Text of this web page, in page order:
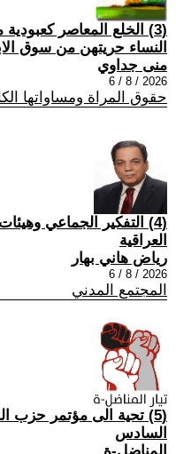
(3) الخلع المعاصر
النساء حريتهن من سوق
منى جداوي
2026 / 8 / 6
حقوق المراة ومساواتها
(4) التفكير الجماعي
العراقية
رياض هاني بهار
2026 / 8 / 6
المجتمع المدني
(5) تحية الى مؤتمر حزب
السادس